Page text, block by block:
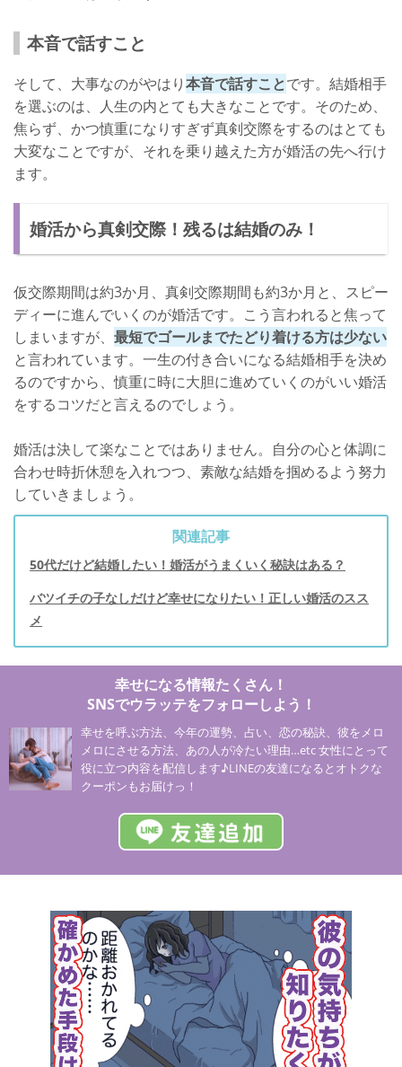
本音で話すこと
そして、大事なのがやはり本音で話すことです。結婚相手
を選ぶのは、人生の内とても大きなことです。そのため、
焦らず、かつ慎重になりすぎず真剣交際をするのはとても
大変なことですが、それを乗り越えた方が婚活の先へ行け
ます。
婚活から真剣交際！残るは結婚のみ！
仮交際期間は約3か月、真剣交際期間も約3か月と、スピー
ディーに進んでいくのが婚活です。こう言われると焦って
しまいますが、 最短でゴールまでたどり着ける方は少ない
と言われています。一生の付き合いになる結婚相手を決め
るのですから、慎重に時に大胆に進めていくのがいい婚活
をするコツだと言えるのでしょう。
婚活は決して楽なことではありません。自分の心と体調に
合わせ時折休憩を入れつつ、素敵な結婚を掴めるよう努力
していきましょう。
関連記事
50代だけど結婚したい！婚活がうまくいく秘訣はある？
バツイチの子なしだけど幸せになりたい！正しい婚活のスス
メ
幸せになる情報たくさん！
SNSでウラッテをフォローしよう！
幸せを呼ぶ方法、今年の運勢、占い、恋の秘訣、彼をメロ
メロにさせる方法、あの人が冷たい理由…etc 女性にとって
役に立つ内容を配信します♪LINEの友達になるとオトクな
クーポンもお届けっ！